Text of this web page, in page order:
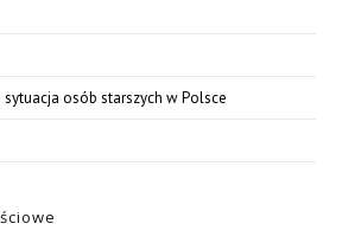
osób starszych w Polsce